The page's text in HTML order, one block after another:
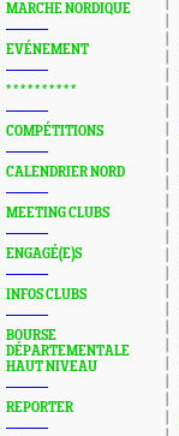
MARCHE NORDIQUE
EVÉNEMENT
* * * * * * * * * *
COMPÉTITIONS
CALENDRIER NORD
MEETING CLUBS
ENGAGÉ(E)S
INFOS CLUBS
BOURSE
DÉPARTEMENTALE
HAUT NIVEAU
REPORTER